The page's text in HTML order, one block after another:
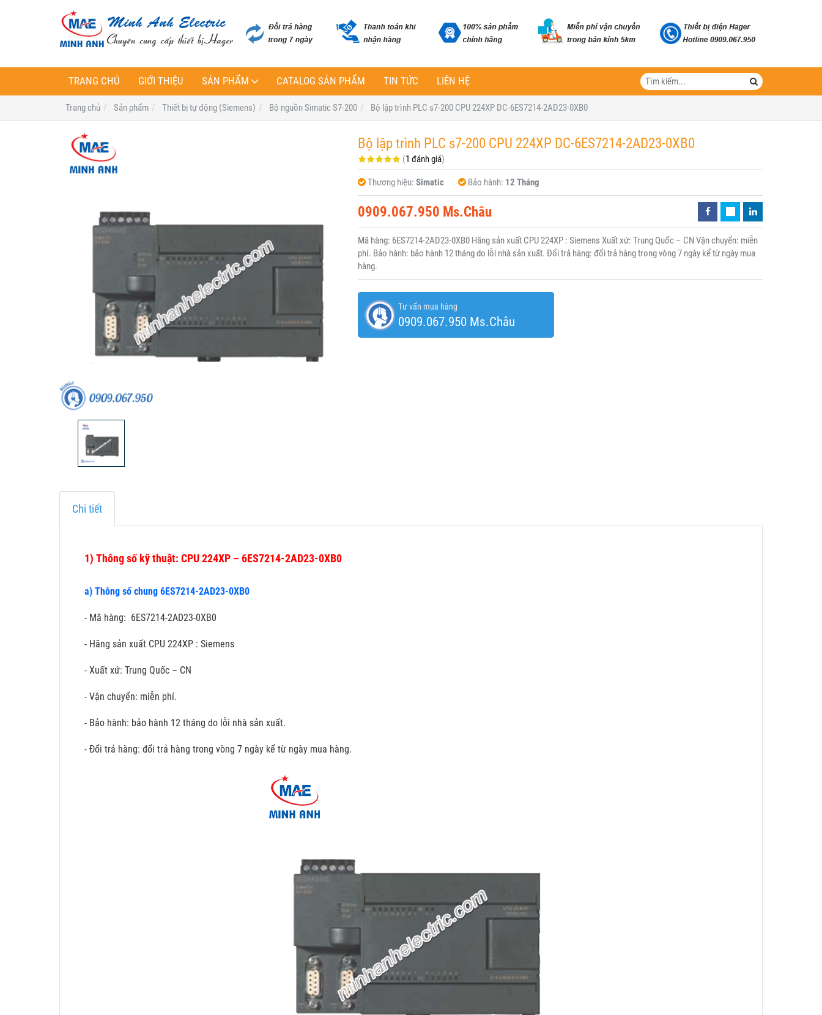
TRANG CHỦ GIỚI THIỆU SẢN PHẨM CATALOG SẢN PHẨM TIN TỨC LIÊN HỆ
Trang chủ Sản phẩm Thiết bị tự động (Siemens) Bộ nguồn Simatic S7-200 Bộ lập trình PLC s7-200 CPU 224XP DC-6ES7214-2AD23-0XB0
Bộ lập trình PLC s7-200 CPU 224XP DC-6ES7214-2AD23-0XB0
(1 đánh giá)
Thương hiệu: Simatic Bảo hành: 12 Tháng
0909.067.950 Ms.Châu
Mã hàng: 6ES7214-2AD23-0XB0 Hãng sản xuất CPU 224XP : Siemens Xuất xứ: Trung Quốc – CN Vận chuyển: miễn
phí. Bảo hành: bảo hành 12 tháng do lỗi nhà sản xuất. Đổi trả hàng: đổi trả hàng trong vòng 7 ngày kể từ ngày mua
hàng.
Tư vấn mua hàng
0909.067.950 Ms.Châu
Chi tiết
1) Thông số kỹ thuật: CPU 224XP – 6ES7214-2AD23-0XB0
a) Thông số chung 6ES7214-2AD23-0XB0
- Mã hàng: 6ES7214-2AD23-0XB0
- Hãng sản xuất CPU 224XP : Siemens
- Xuất xứ: Trung Quốc – CN
- Vận chuyển: miễn phí.
- Bảo hành: bảo hành 12 tháng do lỗi nhà sản xuất.
- Đổi trả hàng: đổi trả hàng trong vòng 7 ngày kể từ ngày mua hàng.